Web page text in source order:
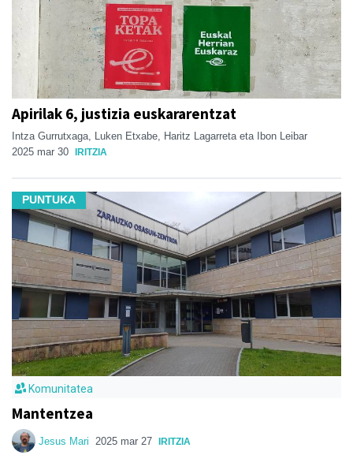
Apirilak 6, justizia euskararentzat
Intza Gurrutxaga, Luken Etxabe, Haritz Lagarreta eta Ibon Leibar
2025 mar 30 IRITZIA
PUNTUKA
Komunitatea
Mantentzea
Jesus Mari 2025 mar 27 IRITZIA